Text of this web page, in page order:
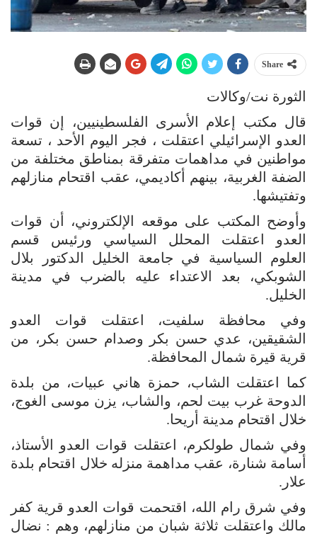
Share
الثورة نت/وكالات
قال مكتب إعلام الأسرى الفلسطينيين، إن قوات
العدو الإسرائيلي اعتقلت ، فجر اليوم الأحد ، تسعة
مواطنين في مداهمات متفرقة بمناطق مختلفة من
الضفة الغربية، بينهم أكاديمي، عقب اقتحام منازلهم
وتفتيشها.
وأوضح المكتب على موقعه الإلكتروني، أن قوات
العدو اعتقلت المحلل السياسي ورئيس قسم
العلوم السياسية في جامعة الخليل الدكتور بلال
الشوبكي، بعد الاعتداء عليه بالضرب في مدينة
الخليل.
وفي محافظة سلفيت، اعتقلت قوات العدو
الشقيقين، عدي حسن بكر وصدام حسن بكر، من
قرية قيرة شمال المحافظة.
كما اعتقلت الشاب، حمزة هاني عبيات، من بلدة
الدوحة غرب بيت لحم، والشاب، يزن موسى الغوج،
خلال اقتحام مدينة أريحا.
وفي شمال طولكرم، اعتقلت قوات العدو الأستاذ،
أسامة شنارة، عقب مداهمة منزله خلال اقتحام بلدة
علار.
وفي شرق رام الله، اقتحمت قوات العدو قرية كفر
مالك واعتقلت ثلاثة شبان من منازلهم، وهم : نضال